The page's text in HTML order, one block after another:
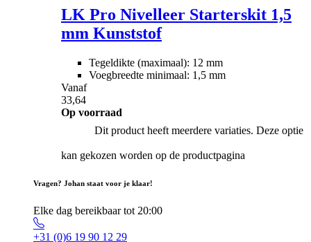
LK Pro Nivelleer Starterskit 1,5
mm Kunststof
Tegeldikte (maximaal): 12 mm
Voegbreedte minimaal: 1,5 mm
Vanaf
33,64
Op voorraad
Dit product heeft meerdere variaties. Deze optie
kan gekozen worden op de productpagina
Vragen? Johan staat voor je klaar!
Elke dag bereikbaar tot 20:00
+31 (0)6 19 90 12 29